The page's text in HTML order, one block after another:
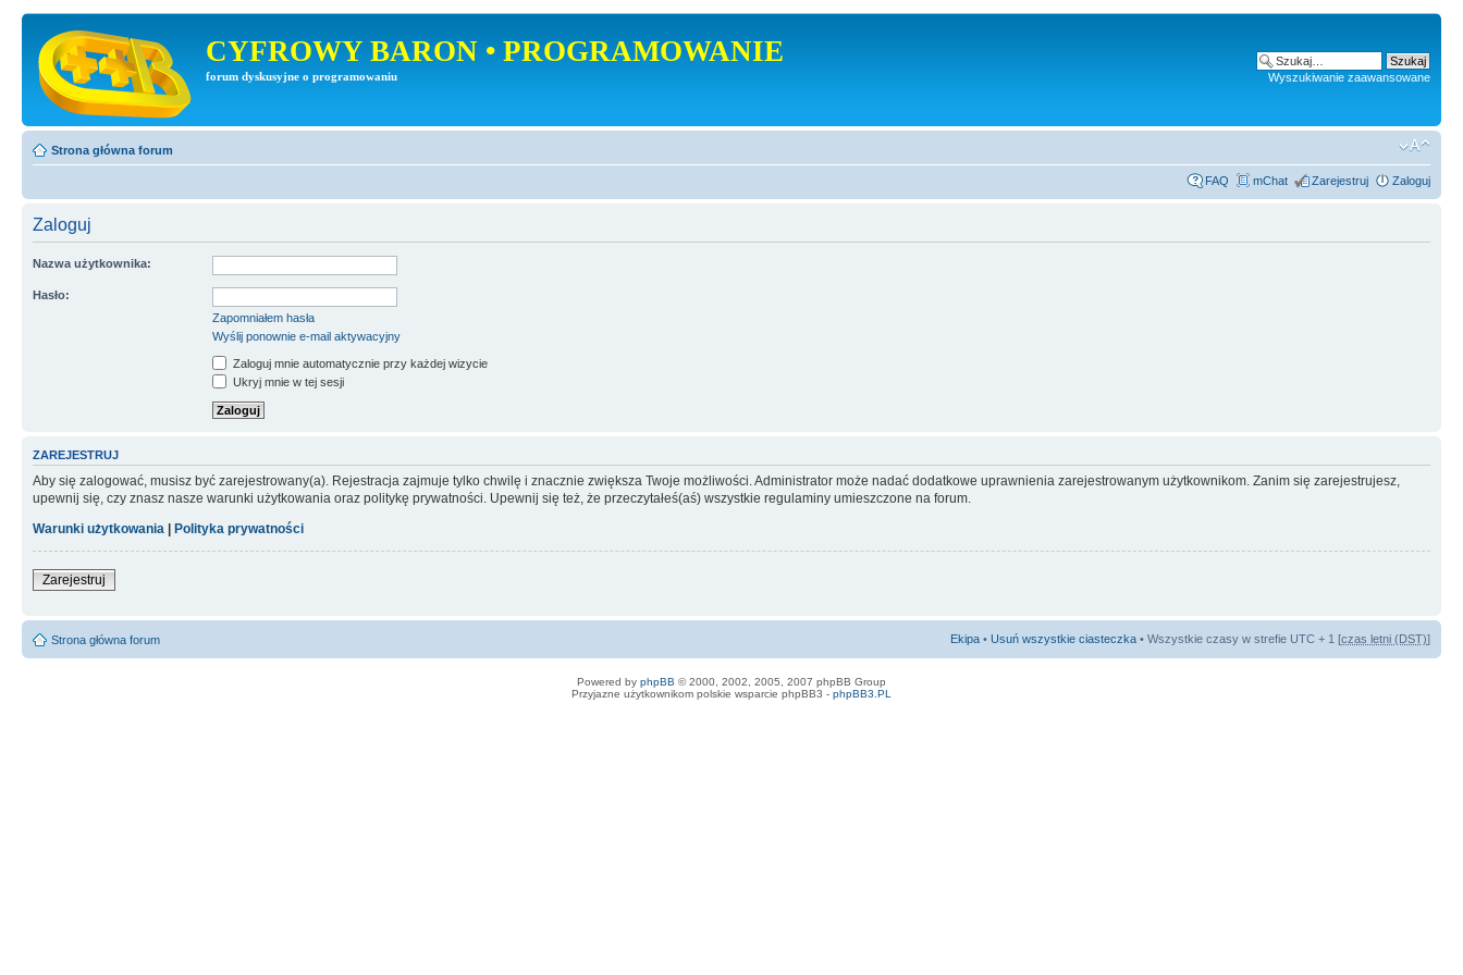
CYFROWY BARON • PROGRAMOWANIE
forum dyskusyjne o programowaniu Wyszukiwanie zaawansowane
Strona główna forum
FAQ mChat Zarejestruj Zaloguj
Zaloguj
Nazwa użytkownika:
Hasło:
Zapomniałem hasła
Wyślij ponownie e-mail aktywacyjny
Zaloguj mnie automatycznie przy każdej wizycie
Ukryj mnie w tej sesji
ZAREJESTRUJ
Aby się zalogować, musisz być zarejestrowany(a). Rejestracja zajmuje tylko chwilę i znacznie zwiększa Twoje możliwości. Administrator może nadać dodatkowe uprawnienia zarejestrowanym użytkownikom. Zanim się zarejestrujesz,
upewnij się, czy znasz nasze warunki użytkowania oraz politykę prywatności. Upewnij się też, że przeczytałeś(aś) wszystkie regulaminy umieszczone na forum.
Warunki użytkowania | Polityka prywatności
Zarejestruj
Strona główna forum Ekipa • Usuń wszystkie ciasteczka • Wszystkie czasy w strefie UTC + 1 [czas letni (DST)]
Powered by phpBB © 2000, 2002, 2005, 2007 phpBB Group
Przyjazne użytkownikom polskie wsparcie phpBB3 - phpBB3.PL